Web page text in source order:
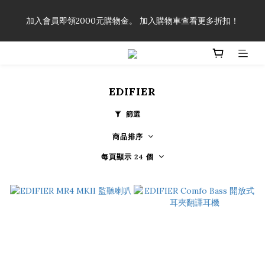
享有弦線、配件終生89折優惠！
加入會員即領2000元購物金。 加入購物車查看更多折扣！
「一生弦命！」單筆購買弦線、配件滿$999（不含運費），即可
EDIFIER
篩選
商品排序
每頁顯示 24 個